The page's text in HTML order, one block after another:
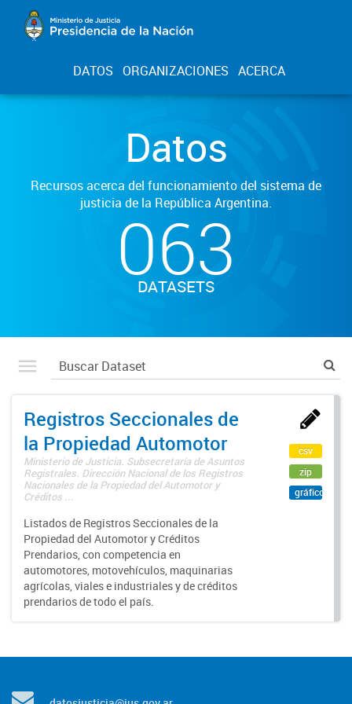
DATOS ORGANIZACIONES ACERCA
Datos
Recursos acerca del funcionamiento del sistema de
justicia de la República Argentina.
063
DATASETS
Registros Seccionales de
la Propiedad Automotor
Ministerio de Justicia. Subsecretaría de Asuntos
Registrales. Dirección Nacional de los Registros
Nacionales de la Propiedad del Automotor y
Créditos ...
Listados de Registros Seccionales de la
Propiedad del Automotor y Créditos
Prendarios, con competencia en
automotores, motovehículos, maquinarias
agrícolas, viales e industriales y de créditos
prendarios de todo el país.
csv
zip
gráfico